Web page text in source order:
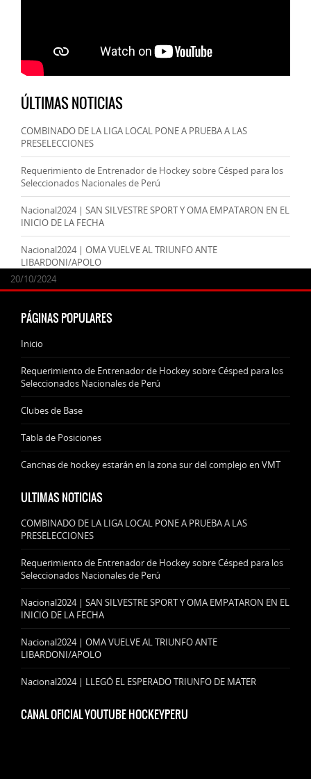
ÚLTIMAS NOTICIAS
COMBINADO DE LA LIGA LOCAL PONE A PRUEBA A LAS
PRESELECCIONES
24/09/2025
Requerimiento de Entrenador de Hockey sobre Césped para los
Seleccionados Nacionales de Perú
07/11/2024
Nacional2024 | SAN SILVESTRE SPORT Y OMA EMPATARON EN EL
INICIO DE LA FECHA
20/10/2024
Nacional2024 | OMA VUELVE AL TRIUNFO ANTE
LIBARDONI/APOLO
20/10/2024
PÁGINAS POPULARES
Inicio
Requerimiento de Entrenador de Hockey sobre Césped para los
Seleccionados Nacionales de Perú
Clubes de Base
Tabla de Posiciones
Canchas de hockey estarán en la zona sur del complejo en VMT
ULTIMAS NOTICIAS
COMBINADO DE LA LIGA LOCAL PONE A PRUEBA A LAS
PRESELECCIONES
Requerimiento de Entrenador de Hockey sobre Césped para los
Seleccionados Nacionales de Perú
Nacional2024 | SAN SILVESTRE SPORT Y OMA EMPATARON EN EL
INICIO DE LA FECHA
Nacional2024 | OMA VUELVE AL TRIUNFO ANTE
LIBARDONI/APOLO
Nacional2024 | LLEGÓ EL ESPERADO TRIUNFO DE MATER
CANAL OFICIAL YOUTUBE HOCKEYPERU